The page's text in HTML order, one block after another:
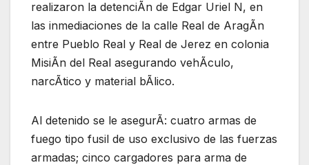
realizaron la detenciÃn de Edgar Uriel N, en
las inmediaciones de la calle Real de AragÃn
entre Pueblo Real y Real de Jerez en colonia
MisiÃn del Real asegurando vehÃculo,
narcÃtico y material bÃlico.
Al detenido se le asegurÃ: cuatro armas de
fuego tipo fusil de uso exclusivo de las fuerzas
armadas; cinco cargadores para arma de